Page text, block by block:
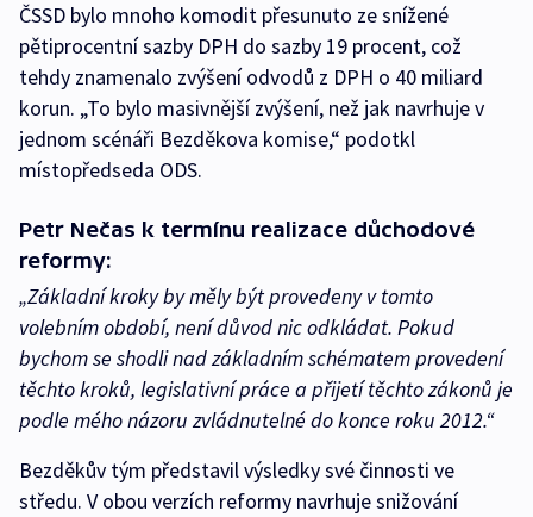
ČSSD bylo mnoho komodit přesunuto ze snížené
pětiprocentní sazby DPH do sazby 19 procent, což
tehdy znamenalo zvýšení odvodů z DPH o 40 miliard
korun. „To bylo masivnější zvýšení, než jak navrhuje v
jednom scénáři Bezděkova komise,“ podotkl
místopředseda ODS.
Petr Nečas k termínu realizace důchodové
reformy:
„Základní kroky by měly být provedeny v tomto
volebním období, není důvod nic odkládat. Pokud
bychom se shodli nad základním schématem provedení
těchto kroků, legislativní práce a přijetí těchto zákonů je
podle mého názoru zvládnutelné do konce roku 2012.“
Bezděkův tým představil výsledky své činnosti ve
středu. V obou verzích reformy navrhuje snižování